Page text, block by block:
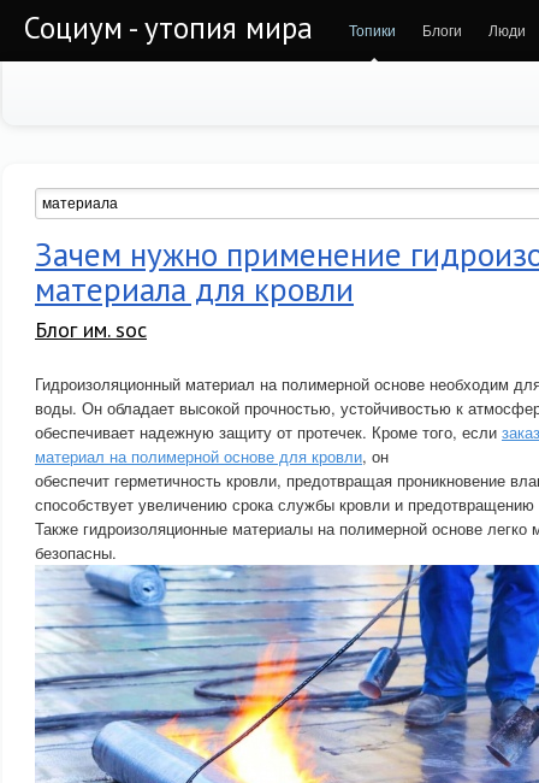
Социум - утопия мира Топики Блоги Люди
Зачем нужно применение
материала для кровли
Блог им. soc
Гидроизоляционный материал на полимерной основе необходим
воды. Он обладает высокой прочностью, устойчивостью к
обеспечивает надежную защиту от протечек. Кроме того, если
материал на полимерной основе для кровли, он
обеспечит герметичность кровли, предотвращая проникновение
способствует увеличению срока службы кровли и
Также гидроизоляционные материалы на полимерной основе легко
безопасны.